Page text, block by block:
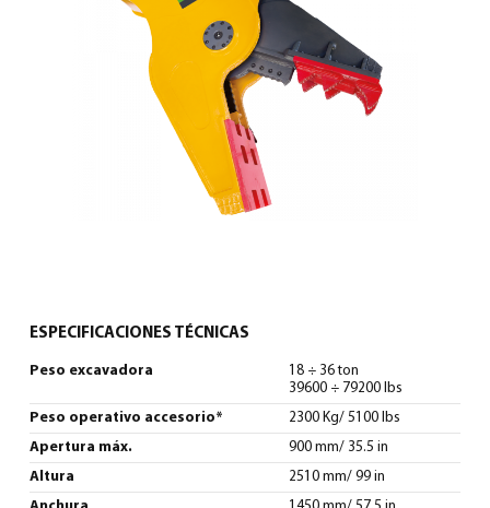
North America – Spanish (North America – Spanish
ESPECIFICACIONES TÉCNICAS
Peso excavadora
18 ÷ 36 ton
39600 ÷ 79200 lbs
Peso operativo accesorio* 2300 Kg/ 5100 lbs
Apertura máx. 900 mm/ 35.5 in
Altura 2510 mm/ 99 in